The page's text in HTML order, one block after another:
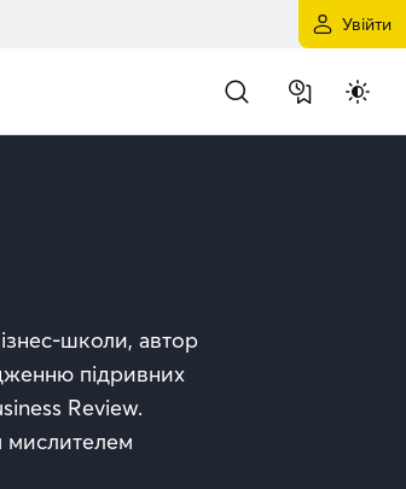
Увійти
школи, автор
підривних
Review.
мислителем